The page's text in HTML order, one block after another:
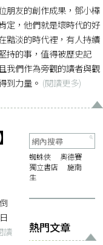
朋友的創作成果，鄧小樺
定，他們就是壞時代的好
黯淡的時代裡，有人持續
持的事，值得被歷史記
我們作為旁觀的讀者與觀
到力量。 (閱讀更多)
讀
蜘蛛俠
奧德賽
獨立書店
施南
生
熱門文章